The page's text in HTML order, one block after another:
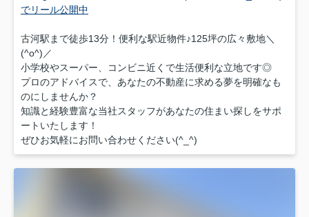
でリール公開中
古河駅まで徒歩13分！便利な駅近物件♪125坪の広々敷地＼
(^o^)／
小学校やスーパー、コンビニ近くで生活便利な立地です◎
プロのアドバイスで、あなたの不動産に求める夢を明確なも
のにしませんか？
知識と経験豊富な当社スタッフがあなたの住まい探しをサポ
ートいたします！
ぜひお気軽にお問い合わせください(^_^)